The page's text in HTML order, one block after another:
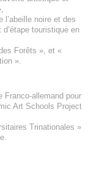
l’abeille noire et des
d’étape touristique en
Forêts », et «
».
Franco-allemand pour
Art Schools Project
Trinationales »